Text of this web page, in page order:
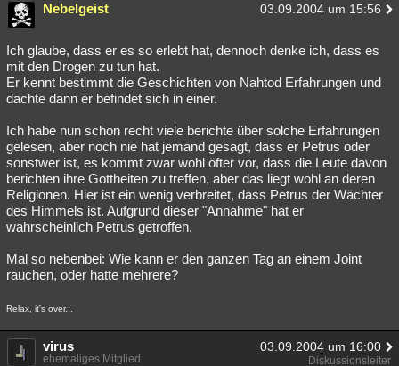
Nebelgeist 03.09.2004 um 15:56
Ich glaube, dass er es so erlebt hat, dennoch denke ich, dass es
mit den Drogen zu tun hat.
Er kennt bestimmt die Geschichten von Nahtod Erfahrungen und
dachte dann er befindet sich in einer.
Ich habe nun schon recht viele berichte über solche Erfahrungen
gelesen, aber noch nie hat jemand gesagt, dass er Petrus oder
sonstwer ist, es kommt zwar wohl öfter vor, dass die Leute davon
berichten ihre Gottheiten zu treffen, aber das liegt wohl an deren
Religionen. Hier ist ein wenig verbreitet, dass Petrus der Wächter
des Himmels ist. Aufgrund dieser "Annahme" hat er
wahrscheinlich Petrus getroffen.
Mal so nebenbei: Wie kann er den ganzen Tag an einem Joint
rauchen, oder hatte mehrere?
Relax, it's over...
virus 03.09.2004 um 16:00
ehemaliges Mitglied Diskussionsleiter